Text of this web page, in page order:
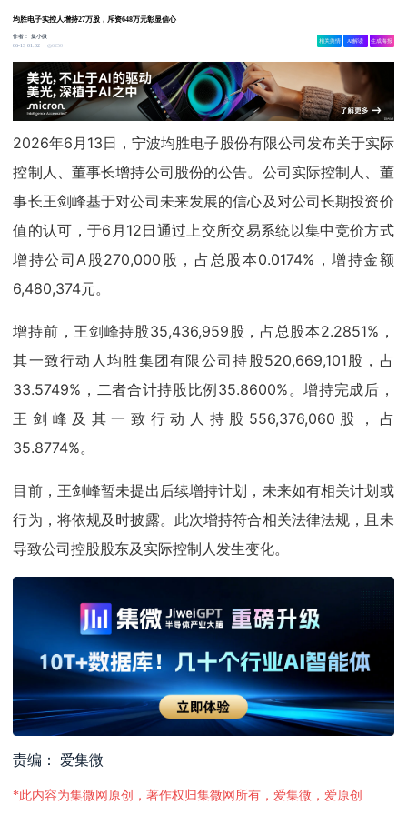
均胜电子实控人增持27万股，斥资648万元彰显信心
作者：集小微
06-13 01:02
6250
相关舆情 AI解读 生成海报
2026年6月13日，宁波均胜电子股份有限公司发布关于实际
控制人、董事长增持公司股份的公告。公司实际控制人、董
事长王剑峰基于对公司未来发展的信心及对公司长期投资价
值的认可，于6月12日通过上交所交易系统以集中竞价方式
增持公司A股270,000股，占总股本0.0174%，增持金额
6,480,374元。
增持前，王剑峰持股35,436,959股，占总股本2.2851%，
其一致行动人均胜集团有限公司持股520,669,101股，占
33.5749%，二者合计持股比例35.8600%。增持完成后，
王剑峰及其一致行动人持股556,376,060股，占
35.8774%。
目前，王剑峰暂未提出后续增持计划，未来如有相关计划或
行为，将依规及时披露。此次增持符合相关法律法规，且未
导致公司控股股东及实际控制人发生变化。
责编： 爱集微
*此内容为集微网原创，著作权归集微网所有，爱集微，爱原创